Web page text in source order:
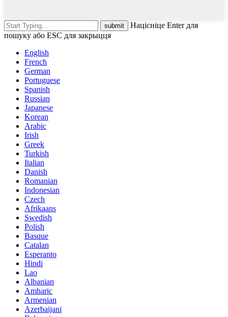
Націсніце Enter для
пошуку або ESC для закрыцця
English
French
German
Portuguese
Spanish
Russian
Japanese
Korean
Arabic
Irish
Greek
Turkish
Italian
Danish
Romanian
Indonesian
Czech
Afrikaans
Swedish
Polish
Basque
Catalan
Esperanto
Hindi
Lao
Albanian
Amharic
Armenian
Azerbaijani